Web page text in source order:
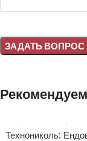
Технониколь: